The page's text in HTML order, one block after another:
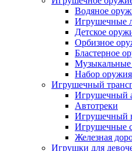
Водяное
Игрушечные
Детское
Орбизное
Бластерное
Музыкальные
Набор оружия
Игрушечный
Игрушечный
Aвтотреки
Игрушечный
Игрушечные
Железная
Игрушки для